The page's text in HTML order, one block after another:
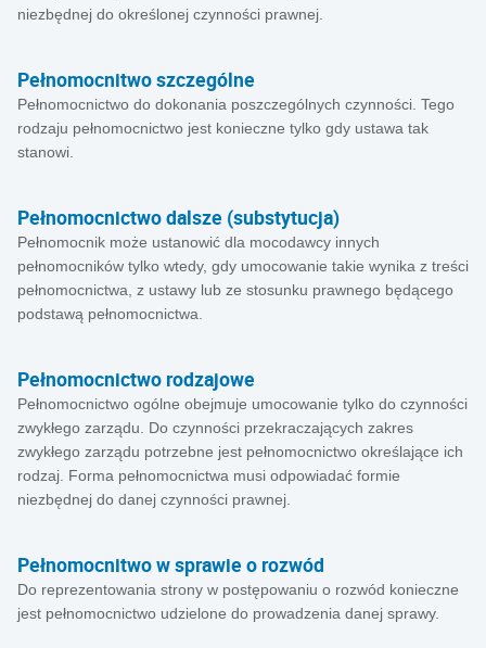
niezbędnej do określonej czynności prawnej.
Pełnomocnitwo szczególne
Pełnomocnictwo do dokonania poszczególnych czynności. Tego
rodzaju pełnomocnictwo jest konieczne tylko gdy ustawa tak
stanowi.
Pełnomocnictwo dalsze (substytucja)
Pełnomocnik może ustanowić dla mocodawcy innych
pełnomocników tylko wtedy, gdy umocowanie takie wynika z treści
pełnomocnictwa, z ustawy lub ze stosunku prawnego będącego
podstawą pełnomocnictwa.
Pełnomocnictwo rodzajowe
Pełnomocnictwo ogólne obejmuje umocowanie tylko do czynności
zwykłego zarządu. Do czynności przekraczających zakres
zwykłego zarządu potrzebne jest pełnomocnictwo określające ich
rodzaj. Forma pełnomocnictwa musi odpowiadać formie
niezbędnej do danej czynności prawnej.
Pełnomocnitwo w sprawie o rozwód
Do reprezentowania strony w postępowaniu o rozwód konieczne
jest pełnomocnictwo udzielone do prowadzenia danej sprawy.